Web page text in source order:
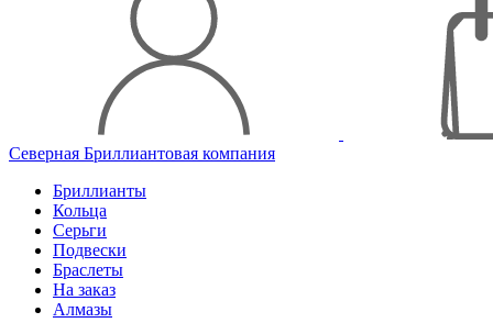
Северная Бриллиантовая компания
Бриллианты
Кольца
Серьги
Подвески
Браслеты
На заказ
Алмазы